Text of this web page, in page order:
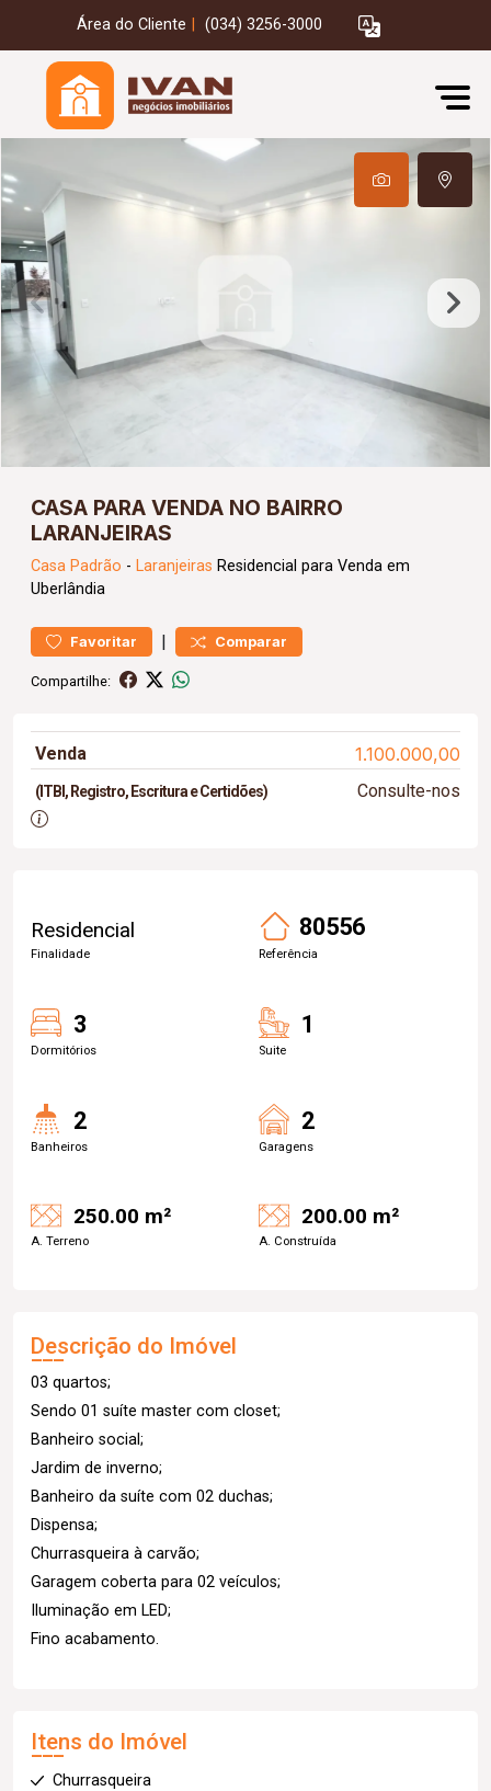
Área do Cliente (034) 3256-3000
CASA PARA VENDA NO BAIRRO
LARANJEIRAS
Casa Padrão - Laranjeiras Residencial para Venda em
Uberlândia
Favoritar | Comparar
Compartilhe:
Venda 1.100.000,00
(ITBI, Registro, Escritura e Certidões) Consulte-nos
Residencial
Finalidade
80556
Referência
3
Dormitórios
1
Suite
2
Banheiros
2
Garagens
250.00 m²
A. Terreno
200.00 m²
A. Construída
Descrição do Imóvel
03 quartos;
Sendo 01 suíte master com closet;
Banheiro social;
Jardim de inverno;
Banheiro da suíte com 02 duchas;
Dispensa;
Churrasqueira à carvão;
Garagem coberta para 02 veículos;
Iluminação em LED;
Fino acabamento.
Itens do Imóvel
Churrasqueira